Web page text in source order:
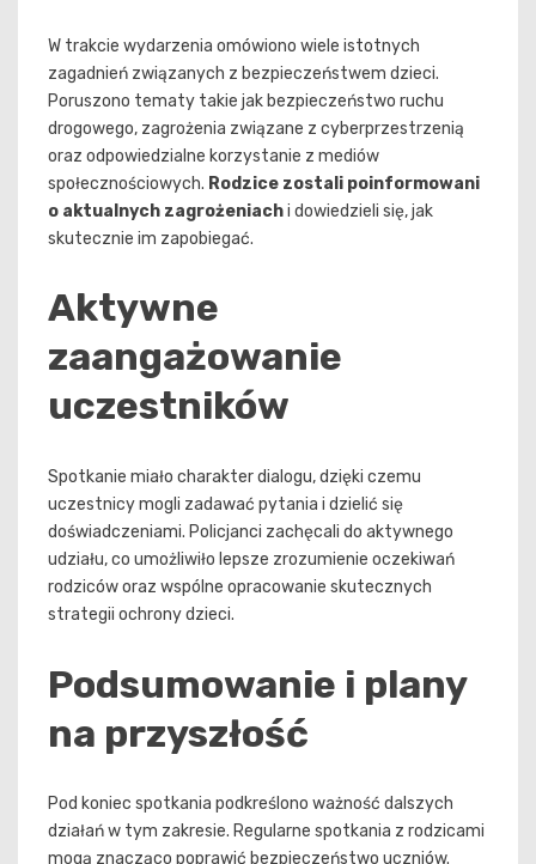
W trakcie wydarzenia omówiono wiele istotnych
zagadnień związanych z bezpieczeństwem dzieci.
Poruszono tematy takie jak bezpieczeństwo ruchu
drogowego, zagrożenia związane z cyberprzestrzenią
oraz odpowiedzialne korzystanie z mediów
społecznościowych. Rodzice zostali poinformowani
o aktualnych zagrożeniachi dowiedzieli się, jak
skutecznie im zapobiegać.
Aktywne
zaangażowanie
uczestników
Spotkanie miało charakter dialogu, dzięki czemu
uczestnicy mogli zadawać pytania i dzielić się
doświadczeniami. Policjanci zachęcali do aktywnego
udziału, co umożliwiło lepsze zrozumienie oczekiwań
rodziców oraz wspólne opracowanie skutecznych
strategii ochrony dzieci.
Podsumowanie i plany
na przyszłość
Pod koniec spotkania podkreślono ważność dalszych
działań w tym zakresie. Regularne spotkania z rodzicami
mogą znacząco poprawić bezpieczeństwo uczniów.